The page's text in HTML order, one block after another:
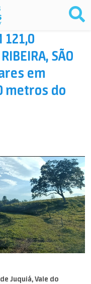
121,0
SÃO
em
metros do
Juquiá, Vale do